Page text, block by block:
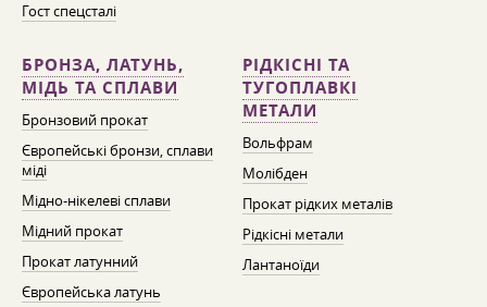
Гост спецсталі
БРОНЗА, ЛАТУНЬ,
МІДЬ ТА СПЛАВИ
Бронзовий прокат
Європейські бронзи, сплави
міді
Мідно-нікелеві сплави
Мідний прокат
Прокат латунний
Європейська латунь
РІДКІСНІ ТА
ТУГОПЛАВКІ
МЕТАЛИ
Вольфрам
Молібден
Прокат рідких металів
Рідкісні метали
Лантаноїди